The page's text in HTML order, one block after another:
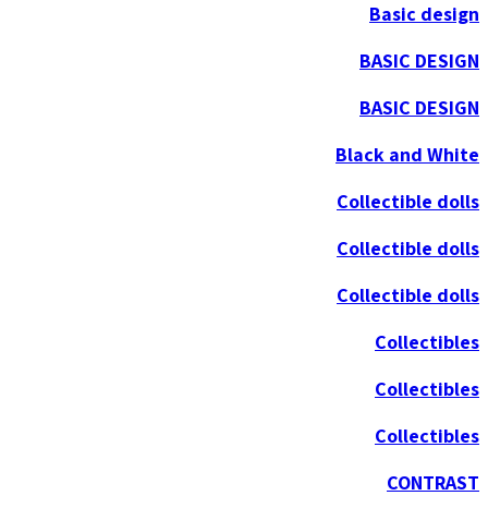
Basic design
BASIC DESIGN
BASIC DESIGN
Black and White
Collectible dolls
Collectible dolls
Collectible dolls
Collectibles
Collectibles
Collectibles
CONTRAST